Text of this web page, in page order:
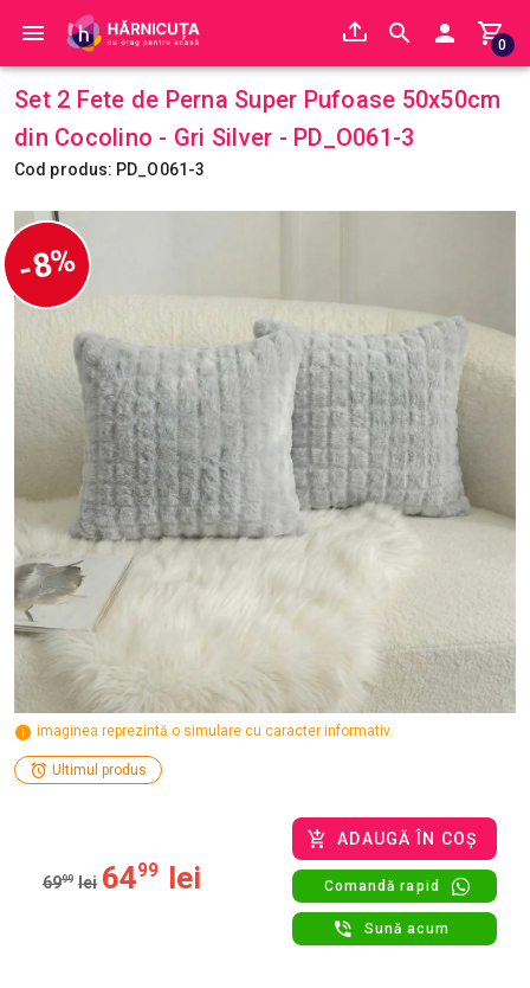
0
Set 2 Fete de Perna Super Pufoase 50x50cm
din Cocolino - Gri Silver - PD_O061-3
Cod produs: PD_O061-3
-8%
imaginea reprezintă o simulare cu caracter informativ.
Ultimul produs
6999 lei 6499 lei
ADAUGĂ ÎN COȘ
Comandă rapid
Sună acum